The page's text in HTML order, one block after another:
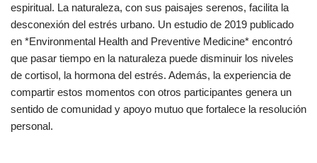
espiritual. La naturaleza, con sus paisajes serenos, facilita la
desconexión del estrés urbano. Un estudio de 2019 publicado
en *Environmental Health and Preventive Medicine* encontró
que pasar tiempo en la naturaleza puede disminuir los niveles
de cortisol, la hormona del estrés. Además, la experiencia de
compartir estos momentos con otros participantes genera un
sentido de comunidad y apoyo mutuo que fortalece la resolución
personal.